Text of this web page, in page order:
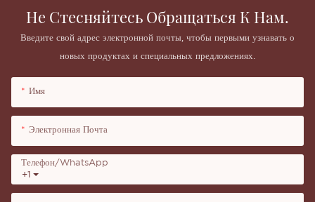
Не Стесняйтесь Обращаться К Нам.
Введите свой адрес электронной почты, чтобы первыми узнавать о
новых продуктах и ​​специальных предложениях.
Имя
Электронная Почта
+1
Телефон/WhatsApp